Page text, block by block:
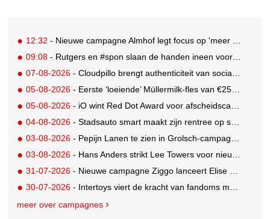
12:32 - Nieuwe campagne Almhof legt focus op 'meer genieten' met personage Geniet Günther
09:08 - Rutgers en #spon slaan de handen ineen voor 'Ben je oké?'
07-08-2026 - Cloudpillo brengt authenticiteit van social naar tv
05-08-2026 - Eerste ‘loeiende’ Müllermilk-fles van €25.000,- gevonden
05-08-2026 - iO wint Red Dot Award voor afscheidscampagne Peter Houtman bij Feyenoord
04-08-2026 - Stadsauto smart maakt zijn rentree op straat met een wereldwijde muurschilderingcampagne
03-08-2026 - Pepijn Lanen te zien in Grolsch-campagne voor nieuwe Grolsch CAL
03-08-2026 - Hans Anders strikt Lee Towers voor nieuwe campagne
31-07-2026 - Nieuwe campagne Ziggo lanceert Elise Schaap als expert over de Nederlandse voetbalbeleving
30-07-2026 - Intertoys viert de kracht van fandoms met nieuwe social media campagne rondom Olivia Rodrigo
meer over campagnes